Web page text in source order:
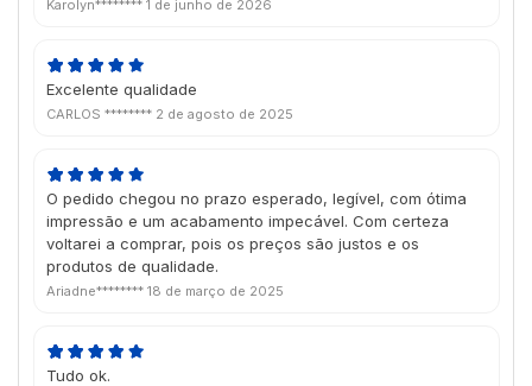
Karolyn******** 1 de junho de 2026
Excelente qualidade
CARLOS ******** 2 de agosto de 2025
O pedido chegou no prazo esperado, legível, com ótima
impressão e um acabamento impecável. Com certeza
voltarei a comprar, pois os preços são justos e os
produtos de qualidade.
Ariadne******** 18 de março de 2025
Tudo ok.